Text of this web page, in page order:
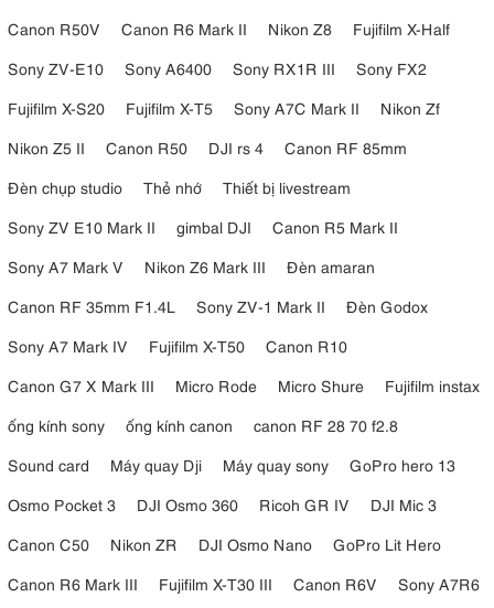
Canon R50V
Canon R6 Mark II Nikon Z8
Fujifilm X-Half
Sony ZV-E10
Sony A6400 Sony RX1R III
Sony FX2
Fujifilm X-S20
Fujifilm X-T5 Sony A7C Mark II
Nikon Zf
Nikon Z5 II
Canon R50 DJI rs 4
Canon RF 85mm
Đèn chụp studio
Thẻ nhớ
Thiết bị livestream
Sony ZV E10 Mark II
gimbal DJI
Canon R5 Mark II
Sony A7 Mark V
Nikon Z6 Mark III
Đèn amaran
Canon RF 35mm F1.4L
Sony ZV-1 Mark II
Đèn Godox
Sony A7 Mark IV
Fujifilm X-T50
Canon R10
Canon G7 X Mark III
Micro Rode Micro Shure
Fujifilm instax
ống kính sony
ống kính canon
canon RF 28 70 f2.8
Sound card
Máy quay Dji Máy quay sony
GoPro hero 13
Osmo Pocket 3
DJI Osmo 360 Ricoh GR IV
DJI Mic 3
Canon C50
Nikon ZR DJI Osmo Nano
GoPro Lit Hero
Canon R6 Mark III
Fujifilm X-T30 III Canon R6V
Sony A7R6